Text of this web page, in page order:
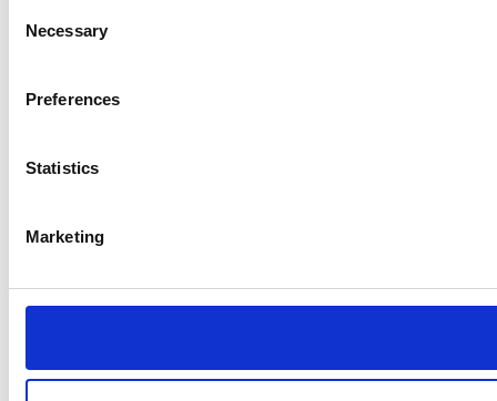
Selection
Necessary
Preferences
Statistics
Marketing